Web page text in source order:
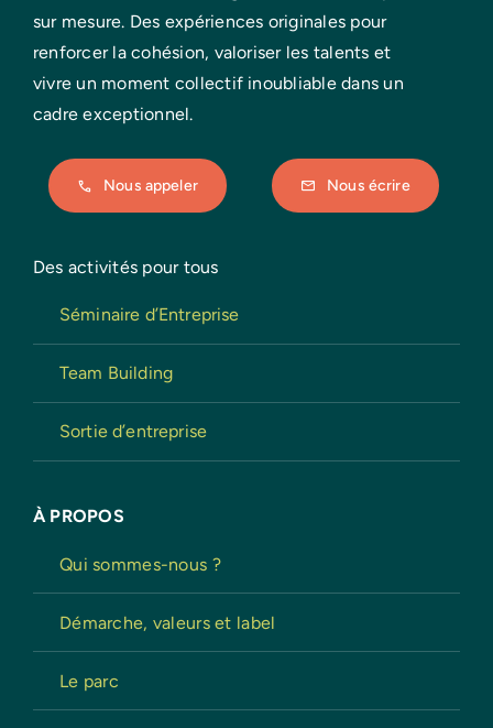
Des activités pour tous
Séminaire d’Entreprise
Team Building
Sortie d’entreprise
Nous appeler Nous écrire
sur mesure. Des expériences originales pour
renforcer la cohésion, valoriser les talents et
vivre un moment collectif inoubliable dans un
cadre exceptionnel.
À PROPOS
Qui sommes-nous ?
Démarche, valeurs et label
Le parc